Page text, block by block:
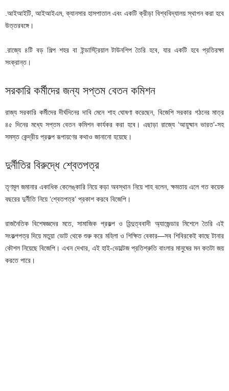
.আইআইটি, আইআইএম, ক্যানসার হাসপাতাল এবং একটি ক্রীড়া বিশ্ববিদ্যালয় স্থাপন করা হবে
উত্তরবঙ্গে।
.রাজ্যে ৪টি বড় শিল্প শহর বা ইন্ডাস্ট্রিয়াল টাউনশিপ তৈরি হবে, যার একটি হবে প্রতিরক্ষা
সংক্রান্ত।
সরকারি কর্মীদের জন্য সপ্তম বেতন কমিশন
রাজ্য সরকারি কর্মীদের দীর্ঘদিনের দাবি মেনে শাহ ঘোষণা করেছেন, বিজেপি সরকার গঠনের মাত্র
৪৫ দিনের মধ্যে সপ্তম বেতন কমিশন কার্যকর করা হবে। এছাড়া রাজ্যে ‘আয়ুষ্মান ভারত’-সহ
সমস্ত কেন্দ্রীয় প্রকল্প রূপায়ণের কথাও জানানো হয়েছে।
দুর্নীতির বিরুদ্ধে শ্বেতপত্র
তৃণমূল জমানার একাধিক কেলেঙ্কারি নিয়ে কড়া অবস্থান নিয়ে শাহ বলেন, ক্ষমতায় এলে গত কয়েক
বছরের দুর্নীতি নিয়ে ‘শ্বেতপত্র’ প্রকাশ করবে বিজেপি।
রাজনৈতিক বিশেষজ্ঞদের মতে, সামাজিক প্রকল্প ও হিন্দুত্ববাদী অ্যাজেন্ডার মিশেলে তৈরি এই
সংকল্পপত্র দিয়ে মতুয়া ভোট থেকে শুরু করে মহিলা ও শিক্ষিত বেকার—সব শিবিরকেই কাছে টানার
কৌশল নিয়েছে বিজেপি। এখন দেখার, এই হাই-ভোল্টেজ প্রতিশ্রুতি বাংলার মানুষের মন কতটা জয়
করতে পারে।